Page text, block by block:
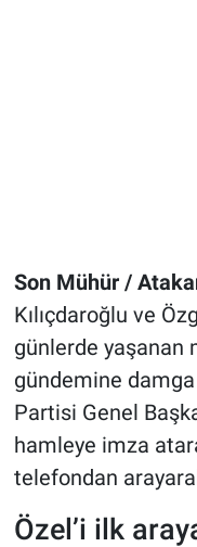
Son Mühür /
Kılıçdaroğlu ve
günlerde yaşanan
gündemine
Partisi Genel
hamleye imza
telefondan
Özel’i ilk